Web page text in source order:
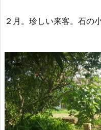
２月。珍しい来客。石の